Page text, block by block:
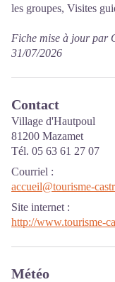
les groupes, Visites
Fiche mise à jour par
31/07/2026
Contact
Village d'Hautpoul
81200 Mazamet
Tél. 05 63 61 27 07
Courriel :
accueil@tourisme-
Site internet :
http://www.tourisme-
Météo